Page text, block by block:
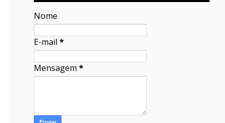
Nome
E-mail*
Mensagem*